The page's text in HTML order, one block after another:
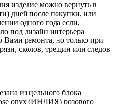
изделие можно вернуть в
дней после покупки, или
одного года если,
под дизайн интерьера
Вами ремонта, но только при
сколов, трещин или следов
из цельного блока
onyx (ИНДИЯ) розового